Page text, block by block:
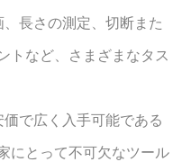
長さの測定、切断また
トなど、さまざまなタス
で広く入手可能である
にとって不可欠なツール